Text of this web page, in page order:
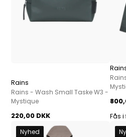
Rains
Rains - Wash Small Taske W3 -
Mystique
220,00 DKK
Fås i
Nyhed